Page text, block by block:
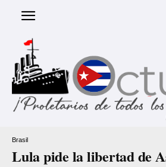
Brasil
Lula pide la libertad de